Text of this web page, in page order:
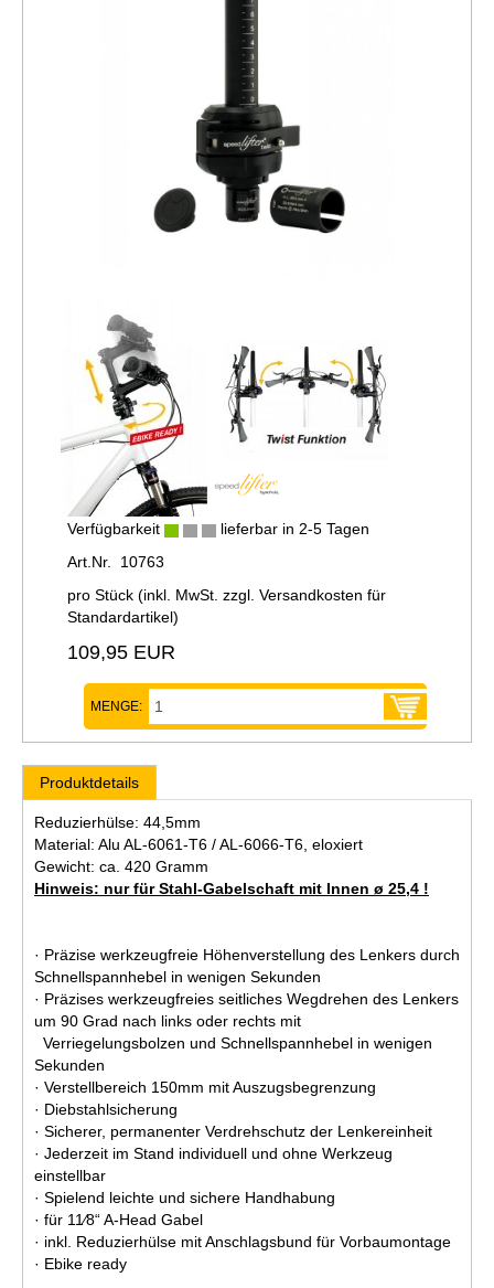
Verfügbarkeit
lieferbar in 2-5 Tagen
Art.Nr. 10763
pro Stück (inkl. MwSt. zzgl. Versandkosten für
Standardartikel)
109,95 EUR
MENGE:
Produktdetails
Reduzierhülse: 44,5mm
Material: Alu AL-6061-T6 / AL-6066-T6, eloxiert
Gewicht: ca. 420 Gramm
Hinweis: nur für Stahl-Gabelschaft mit Innen ø 25,4 !
· Präzise werkzeugfreie Höhenverstellung des Lenkers durch
Schnellspannhebel in wenigen Sekunden
· Präzises werkzeugfreies seitliches Wegdrehen des Lenkers
um 90 Grad nach links oder rechts mit
Verriegelungsbolzen und Schnellspannhebel in wenigen
Sekunden
· Verstellbereich 150mm mit Auszugsbegrenzung
· Diebstahlsicherung
· Sicherer, permanenter Verdrehschutz der Lenkereinheit
· Jederzeit im Stand individuell und ohne Werkzeug
einstellbar
· Spielend leichte und sichere Handhabung
· für 11∕8“ A-Head Gabel
· inkl. Reduzierhülse mit Anschlagsbund für Vorbaumontage
· Ebike ready